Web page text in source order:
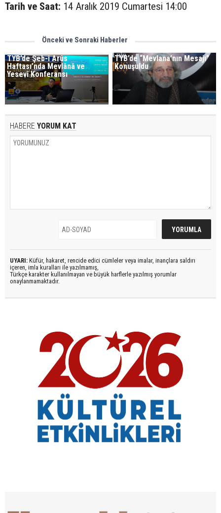
Tarih ve Saat: 14 Aralık 2019 Cumartesi 14:00
Önceki ve Sonraki Haberler
TYB’de Şeb-i Arûs
Haftası’nda Mevlânâ ve
Yesevî Konferansı
TYB’de “Mevlana’nın Mesajı”
Konuşuldu
HABERE YORUM KAT
UYARI: Küfür, hakaret, rencide edici cümleler veya imalar, inançlara saldırı
içeren, imla kuralları ile yazılmamış,
Türkçe karakter kullanılmayan ve büyük harflerle yazılmış yorumlar
onaylanmamaktadır.